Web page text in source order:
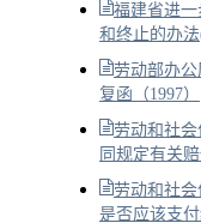
福建省进
和终止的办法
劳动部办
复函（1997）
劳动和社
同规定有关
劳动和社
是否应该支付